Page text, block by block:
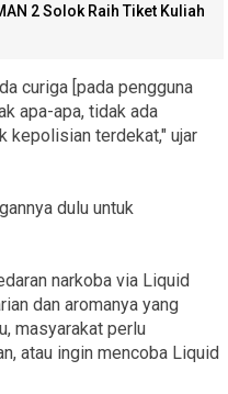
2 Solok Raih Tiket Kuliah
curiga [pada pengguna
apa-apa, tidak ada
kepolisian terdekat," ujar
dulu untuk
narkoba via Liquid
dan aromanya yang
masyarakat perlu
atau ingin mencoba Liquid